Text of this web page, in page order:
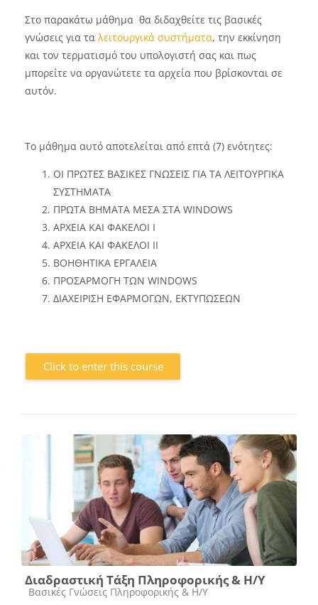
Στο παρακάτω μάθημα θα διδαχθείτε τις βασικές
γνώσεις για τα λειτουργικά συστήματα, την εκκίνηση
και τον τερματισμό του υπολογιστή σας και πως
μπορείτε να οργανώτετε τα αρχεία που βρίσκονται σε
αυτόν.
Το μάθημα αυτό αποτελείται από επτά (7) ενότητες:
ΟΙ ΠΡΩΤΕΣ ΒΑΣΙΚΕΣ ΓΝΩΣΕΙΣ ΓΙΑ ΤΑ ΛΕΙΤΟΥΡΓΙΚΑ
ΣΥΣΤΗΜΑΤΑ
ΠΡΩΤΑ ΒΗΜΑΤΑ ΜΕΣΑ ΣΤΑ WINDOWS
ΑΡΧΕΙΑ ΚΑΙ ΦΑΚΕΛΟΙ Ι
ΑΡΧΕΙΑ ΚΑΙ ΦΑΚΕΛΟΙ ΙΙ
ΒΟΗΘΗΤΙΚΑ ΕΡΓΑΛΕΙΑ
ΠΡΟΣΑΡΜΟΓΗ ΤΩΝ WINDOWS
ΔΙΑΧΕΙΡΙΣΗ ΕΦΑΡΜΟΓΩΝ, ΕΚΤΥΠΩΣΕΩΝ
Click to enter this course
Διαδραστική Τάξη Πληροφορικής & Η/Υ
Course category
Βασικές Γνώσεις Πληροφορικής & Η/Υ